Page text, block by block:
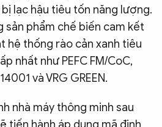
lạc hậu tiêu tốn năng lượng.
sản phẩm chế biến cam kết
hệ thống rào cản xanh tiêu
nhất như PEFC FM/CoC,
và VRG GREEN.
nhà máy thông minh sau